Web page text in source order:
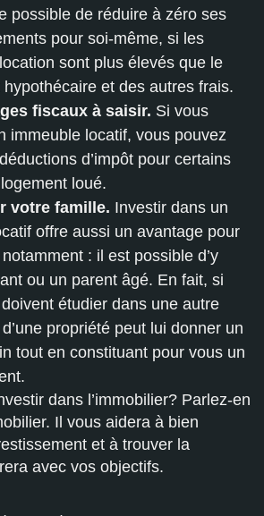
possible de réduire à zéro ses
pour soi-même, si les
sont plus élevés que le
et des autres frais.
fiscaux à saisir. Si vous
immeuble locatif, vous pouvez
d’impôt pour certains
loué.
votre famille. Investir dans un
offre aussi un avantage pour
: il est possible d’y
ou un parent âgé. En fait, si
étudier dans une autre
propriété peut lui donner un
tout en constituant pour vous un
dans l’immobilier? Parlez-en
. Il vous aidera à bien
et à trouver la
avec vos objectifs.